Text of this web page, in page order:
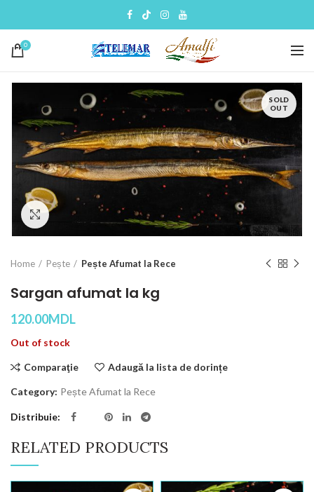
0
SOLD
OUT
Click to enlarge
Home Pește Pește Afumat la Rece
Sargan afumat la kg
120.00MDL
Out of stock
Comparaţie Adaugă la lista de dorințe
Category: Pește Afumat la Rece
Distribuie
RELATED PRODUCTS